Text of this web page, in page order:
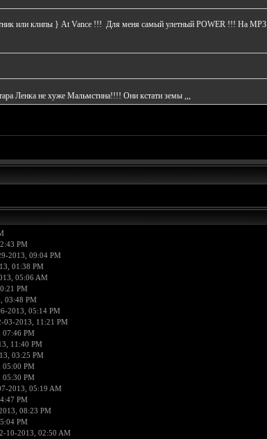
или клипы } At Vance !!! Для меня самый улетный POWER !!! На МР3
Ленка не хуже Мальмстина!!!! Они кстати земы ,,,
PM
2013, 09:04 PM
01:38 PM
05:06 AM
PM
03:48 PM
2013, 05:14 PM
03-2013, 11:21 PM
PM
11:40 PM
03:25 PM
PM
PM
2013, 05:19 AM
PM
08:23 PM
PM
10-2013, 02:50 AM